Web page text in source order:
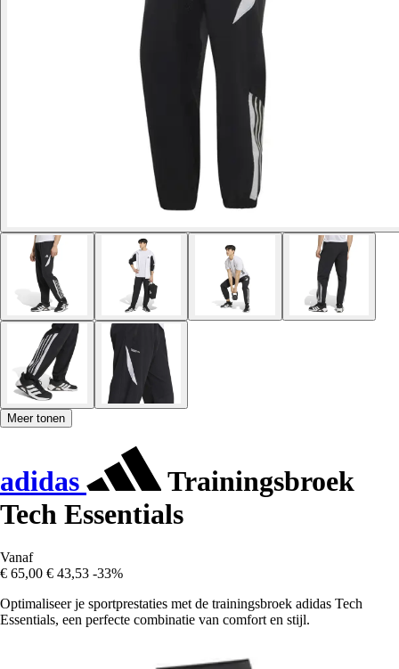
Meer tonen
adidas
Trainingsbroek
Tech Essentials
Vanaf
€ 65,00 € 43,53 -33%
Optimaliseer je sportprestaties met de trainingsbroek adidas Tech
Essentials, een perfecte combinatie van comfort en stijl.